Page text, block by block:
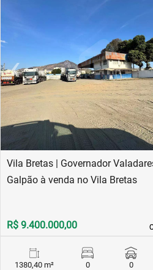
‹Previous
Vila Bretas | Governador
Galpão à venda no Vila Bretas
R$ 9.400.000,00
1380,40 m²
0
0